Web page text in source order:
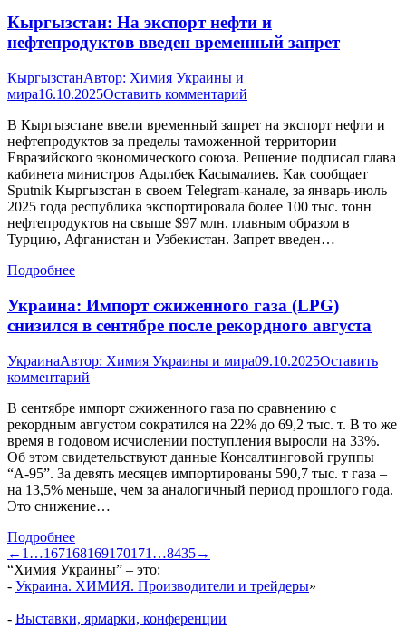
Кыргызстан: На экспорт нефти и
нефтепродуктов введен временный запрет
КыргызстанАвтор: Химия Украины и
мира16.10.2025Оставить комментарий
В Кыргызстане ввели временный запрет на экспорт нефти и
нефтепродуктов за пределы таможенной территории
Евразийского экономического союза. Решение подписал глава
кабинета министров Адылбек Касымалиев. Как сообщает
Sputnik Кыргызстан в своем Telegram-канале, за январь-июль
2025 года республика экспортировала более 100 тыс. тонн
нефтепродуктов на свыше $97 млн. главным образом в
Турцию, Афганистан и Узбекистан. Запрет введен…
Подробнее
Украина: Импорт сжиженного газа (LPG)
снизился в сентябре после рекордного августа
УкраинаАвтор: Химия Украины и мира09.10.2025Оставить
комментарий
В сентябре импорт сжиженного газа по сравнению с
рекордным августом сократился на 22% до 69,2 тыс. т. В то же
время в годовом исчислении поступления выросли на 33%.
Об этом свидетельствуют данные Консалтинговой группы
“А-95”. За девять месяцев импортированы 590,7 тыс. т газа –
на 13,5% меньше, чем за аналогичный период прошлого года.
Это снижение…
Подробнее
← 1 …167168169170171 …8435→
“Химия Украины” – это:
- Украина. ХИМИЯ. Производители и трейдеры»
- Выставки, ярмарки, конференции